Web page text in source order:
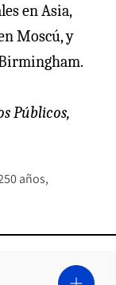
en Asia,
Moscú, y
Públicos,
años